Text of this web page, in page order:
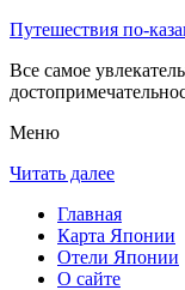
Путешествия по-
Все самое
Меню
Читать далее
Главная
Карта Японии
Отели Японии
О сайте